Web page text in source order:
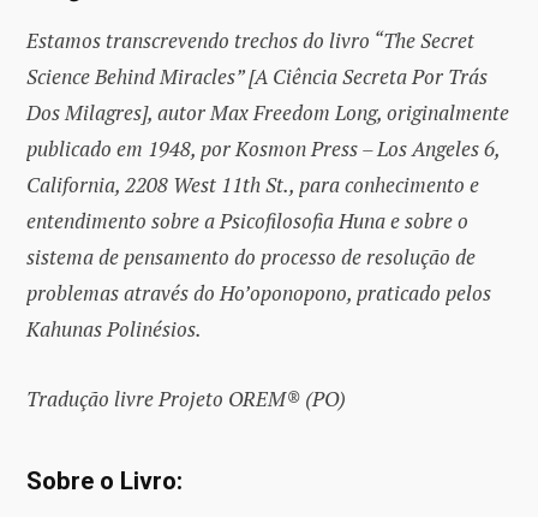
Estamos transcrevendo trechos do livro “The Secret
Science Behind Miracles” [A Ciência Secreta Por Trás
Dos Milagres], autor Max Freedom Long, originalmente
publicado em 1948, por Kosmon Press – Los Angeles 6,
California, 2208 West 11th St., para conhecimento e
entendimento sobre a Psicofilosofia Huna e sobre o
sistema de pensamento do processo de resolução de
problemas através do Ho’oponopono, praticado pelos
Kahunas Polinésios.
Tradução livre Projeto OREM® (PO)
Sobre o Livro: